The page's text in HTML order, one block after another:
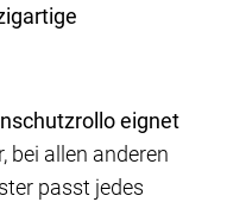
eignet
bei allen anderen
passt jedes